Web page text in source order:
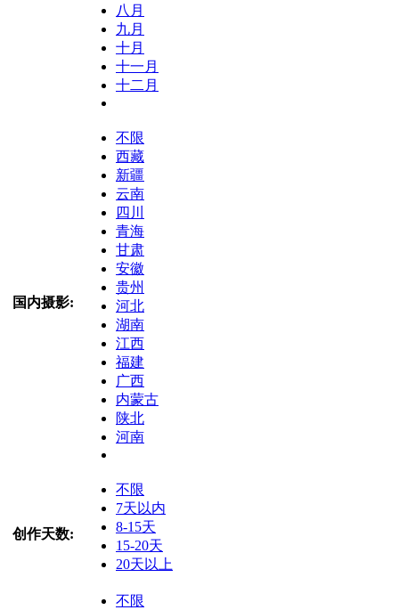
八月
九月
十月
十一月
十二月
国内摄影:
不限
西藏
新疆
云南
四川
青海
甘肃
安徽
贵州
河北
湖南
江西
福建
广西
内蒙古
陕北
河南
创作天数:
不限
7天以内
8-15天
15-20天
20天以上
不限